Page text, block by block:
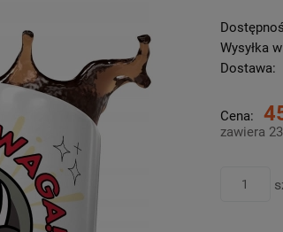
Wysyłka
Dostawa:
Cena:
zawiera